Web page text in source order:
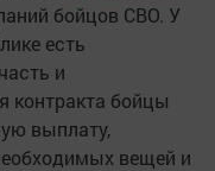
бойцов СВО. У
есть
и
контракта бойцы
выплату,
вещей и